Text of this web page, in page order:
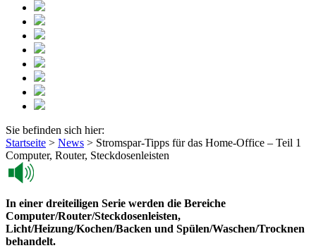
Sie befinden sich hier:
Startseite > News > Stromspar-Tipps für das Home-Office – Teil 1
Computer, Router, Steckdosenleisten
In einer dreiteiligen Serie werden die Bereiche
Computer/Router/Steckdosenleisten,
Licht/Heizung/Kochen/Backen und Spülen/Waschen/Trocknen
behandelt.